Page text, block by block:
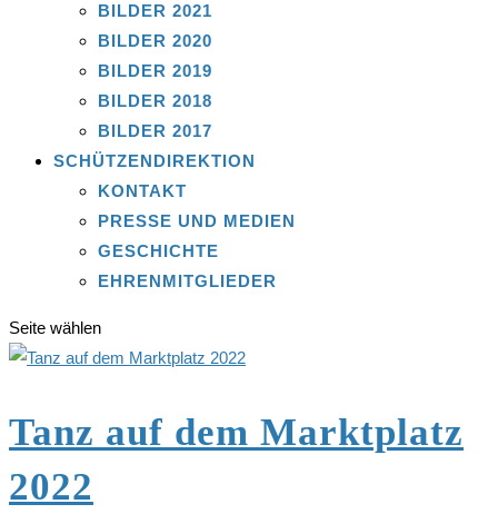
BILDER 2021
BILDER 2020
BILDER 2019
BILDER 2018
BILDER 2017
SCHÜTZENDIREKTION
KONTAKT
PRESSE UND MEDIEN
GESCHICHTE
EHRENMITGLIEDER
Seite wählen
Tanz auf dem Marktplatz
2022